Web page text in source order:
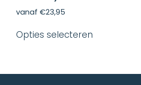
vanaf €23,95
Opties selecterenproduct
Deze